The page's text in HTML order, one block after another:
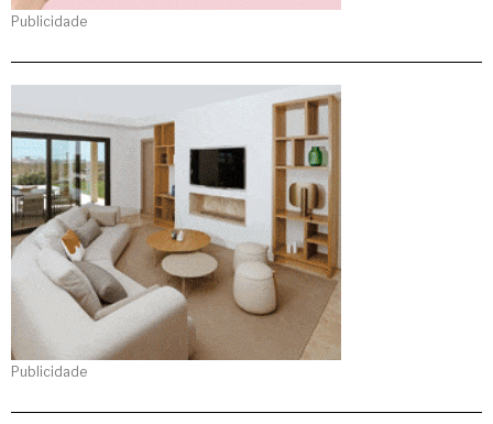
Publicidade
Publicidade